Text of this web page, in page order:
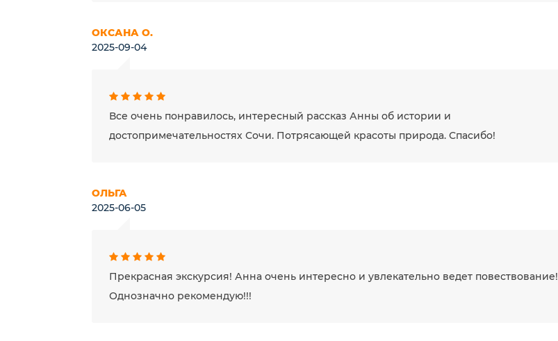
ОКСАНА О.
2025-09-04
Все очень понравилось, интересный рассказ Анны об истории и
достопримечательностях Сочи. Потрясающей красоты природа. Спасибо!
ОЛЬГА
2025-06-05
Прекрасная экскурсия! Анна очень интересно и увлекательно ведет повествование!
Однозначно рекомендую!!!